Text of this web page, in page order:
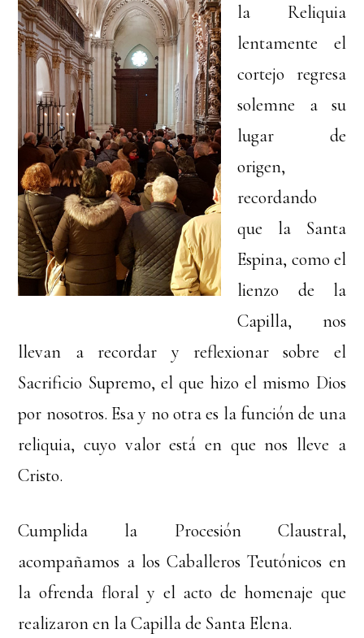
la Reliquia
lentamente el
cortejo regresa
solemne a su
lugar de
origen,
recordando
que la Santa
Espina, como el
lienzo de la
Capilla, nos
llevan a recordar y reflexionar sobre el
Sacrificio Supremo, el que hizo el mismo Dios
por nosotros. Esa y no otra es la función de una
reliquia, cuyo valor está en que nos lleve a
Cristo.
Cumplida la Procesión Claustral,
acompañamos a los Caballeros Teutónicos en
la ofrenda floral y el acto de homenaje que
realizaron en la Capilla de Santa Elena.